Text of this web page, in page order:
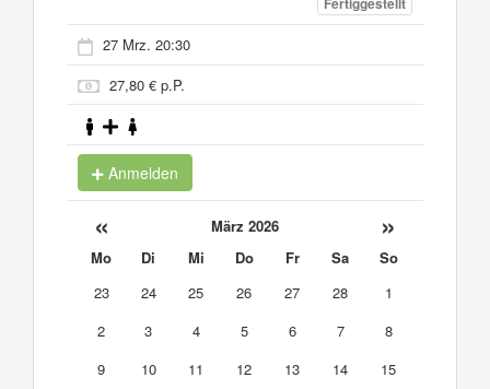
27 Mrz. 20:30
27,80 € p.P.
Anmelden
« März 2026 »
Mo Di Mi Do Fr Sa
So
23
24 25 26 27 28
1
2
3 4 5 6 7
8
9
10 11 12 13 14
15